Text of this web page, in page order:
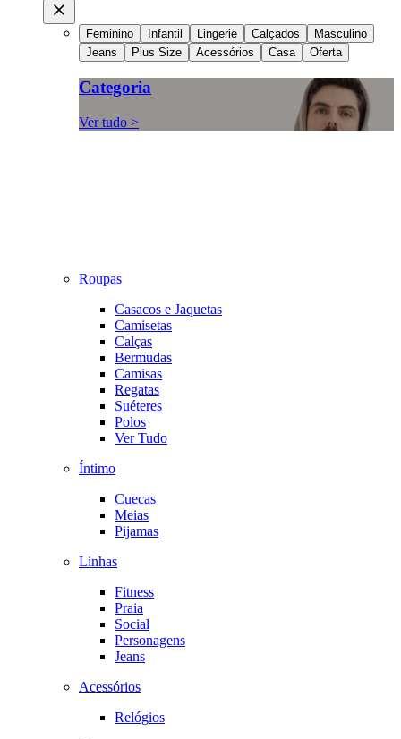
Feminino Infantil Lingerie Calçados
Masculino
Jeans
Plus Size Acessórios Casa Oferta
Categoria
Ver tudo >
Roupas
Casacos e Jaquetas
Camisetas
Calças
Bermudas
Camisas
Regatas
Suéteres
Polos
Ver Tudo
Íntimo
Cuecas
Meias
Pijamas
Linhas
Fitness
Praia
Social
Personagens
Jeans
Acessórios
Relógios